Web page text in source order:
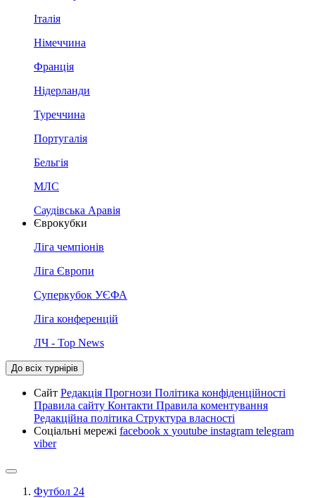
Італія
Німеччина
Франція
Нідерланди
Туреччина
Португалія
Бельгія
МЛС
Саудівська Аравія
Єврокубки
Ліга чемпіонів
Ліга Європи
Суперкубок УЄФА
Ліга конференцій
ЛЧ - Top News
До всіх турнірів
Сайт Редакція Прогнози Політика конфіденційності
Правила сайту Контакти Правила коментування
Редакційна політика Структура власності
Соціальні мережі facebook x youtube instagram telegram
viber
Футбол 24